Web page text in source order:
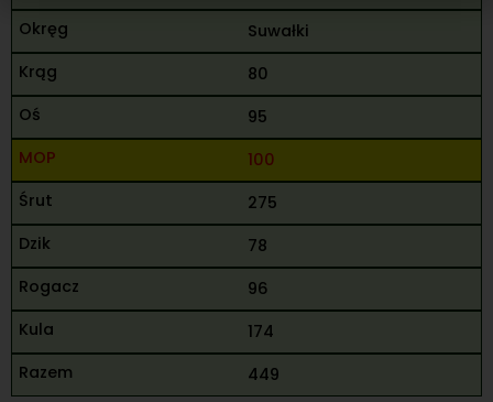
Suwałki
80
95
100
275
78
96
174
449